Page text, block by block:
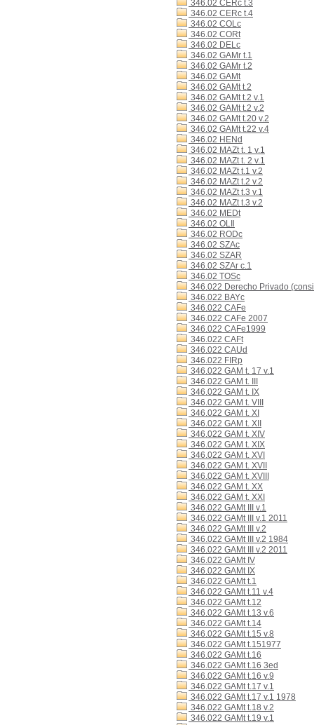
346.02 CERc t.3
346.02 CERc t.4
346.02 COLc
346.02 CORt
346.02 DELc
346.02 GAMr t.1
346.02 GAMr t.2
346.02 GAMt
346.02 GAMt t.2
346.02 GAMt t.2 v.1
346.02 GAMt t.2 v.2
346.02 GAMt t.20 v.2
346.02 GAMt t.22 v.4
346.02 HENd
346.02 MAZt t. 1 v.1
346.02 MAZt t. 2 v.1
346.02 MAZt t.1 v.2
346.02 MAZt t.2 v.2
346.02 MAZt t.3 v.1
346.02 MAZt t.3 v.2
346.02 MEDt
346.02 OLIl
346.02 RODc
346.02 SZAc
346.02 SZAR
346.02 SZAr c.1
346.02 TOSc
346.022 Derecho Privado
346.022 BAYc
346.022 CAFe
346.022 CAFe 2007
346.022 CAFe1999
346.022 CAFt
346.022 CAUd
346.022 FIRp
346.022 GAM t. 17 v.1
346.022 GAM t. III
346.022 GAM t. IX
346.022 GAM t. VIII
346.022 GAM t. XI
346.022 GAM t. XII
346.022 GAM t. XIV
346.022 GAM t. XIX
346.022 GAM t. XVI
346.022 GAM t. XVII
346.022 GAM t. XVIII
346.022 GAM t. XX
346.022 GAM t. XXI
346.022 GAMt III v.1
346.022 GAMt III v.1 2011
346.022 GAMt III v.2
346.022 GAMt III v.2 1984
346.022 GAMt III v.2 2011
346.022 GAMt IV
346.022 GAMt IX
346.022 GAMt t.1
346.022 GAMt t.11 v.4
346.022 GAMt t.12
346.022 GAMt t.13 v.6
346.022 GAMt t.14
346.022 GAMt t.15 v.8
346.022 GAMt t.151977
346.022 GAMt t.16
346.022 GAMt t.16 3ed
346.022 GAMt t.16 v.9
346.022 GAMt t.17 v.1
346.022 GAMt t.17 v.1 1978
346.022 GAMt t.18 v.2
346.022 GAMt t.19 v.1